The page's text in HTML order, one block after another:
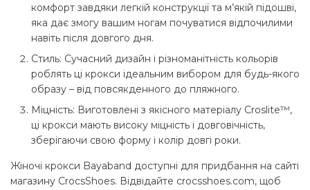
комфорт завдяки легкій конструкції та м’якій підошві,
яка дає змогу вашим ногам почуватися відпочилими
навіть після довгого дня.
Стиль: Сучасний дизайн і різноманітність кольорів
роблять ці крокси ідеальним вибором для будь-якого
образу – від повсякденного до пляжного.
Міцність: Виготовлені з якісного матеріалу Croslite™,
ці крокси мають високу міцність і довговічність,
зберігаючи свою форму і колір довгі роки.
Жіночі крокси Bayaband доступні для придбання на сайті
магазину CrocsShoes. Відвідайте crocsshoes.com, щоб